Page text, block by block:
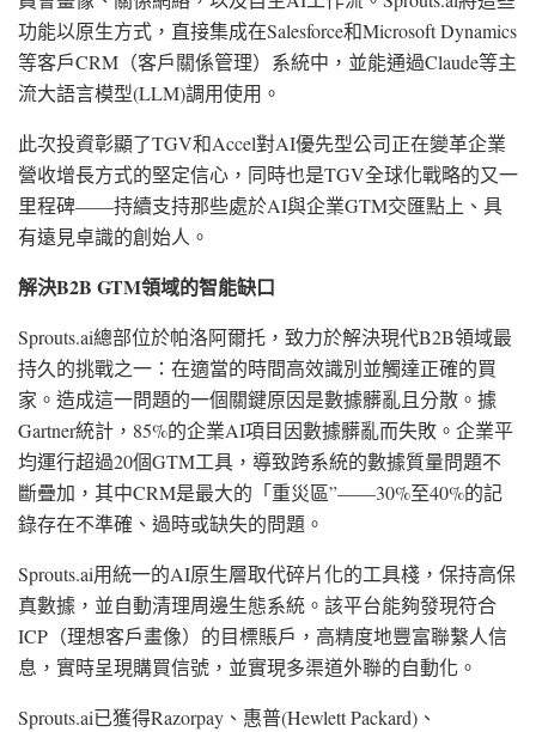
功能以原生方式，直接集成在Salesforce和Microsoft Dynamics
等客戶CRM（客戶關係管理）系統中，並能通過Claude等主
流大語言模型(LLM)調用使用。
此次投資彰顯了TGV和Accel對AI優先型公司正在變革企業
營收增長方式的堅定信心，同時也是TGV全球化戰略的又一
里程碑——持續支持那些處於AI與企業GTM交匯點上、具
有遠見卓識的創始人。
解決B2B GTM領域的智能缺口
Sprouts.ai總部位於帕洛阿爾托，致力於解決現代B2B領域最
持久的挑戰之一：在適當的時間高效識別並觸達正確的買
家。造成這一問題的一個關鍵原因是數據髒亂且分散。據
Gartner統計，85%的企業AI項目因數據髒亂而失敗。企業平
均運行超過20個GTM工具，導致跨系統的數據質量問題不
斷疊加，其中CRM是最大的 「重災區”——30%至40%的記
錄存在不準確、過時或缺失的問題。
Sprouts.ai用統一的AI原生層取代碎片化的工具棧，保持高保
真數據，並自動清理周邊生態系統。該平台能夠發現符合
ICP（理想客戶畫像）的目標賬戶，高精度地豐富聯繫人信
息，實時呈現購買信號，並實現多渠道外聯的自動化。
Sprouts.ai已獲得Razorpay、惠普(Hewlett Packard)、